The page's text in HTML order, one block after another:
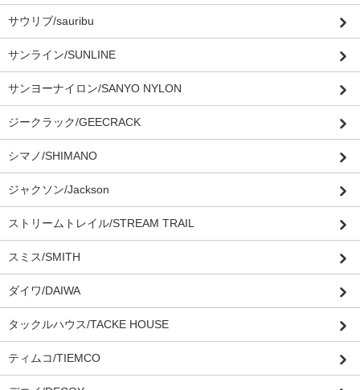
サウリブ/sauribu
サンライン/SUNLINE
サンヨーナイロン/SANYO NYLON
ジークラック/GEECRACK
シマノ/SHIMANO
ジャクソン/Jackson
ストリームトレイル/STREAM TRAIL
スミス/SMITH
ダイワ/DAIWA
タックルハウス/TACKE HOUSE
ティムコ/TIEMCO